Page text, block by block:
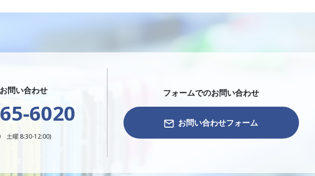
問い合わせ
6020
土曜 8:30-12:00)
フォームでのお問い合わせ
お問い合わせフォーム